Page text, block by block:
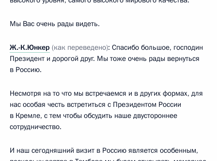
Мы Вас очень рады видеть.
Ж.-К.Юнкер (как переведено): Спасибо большое, господин
Президент и дорогой друг. Мы тоже очень рады вернуться
в Россию.
Несмотря на то что мы встречаемся и в других формах, для
нас особая честь встретиться с Президентом России
в Кремле, с тем чтобы обсудить наше двустороннее
сотрудничество.
И наш сегодняшний визит в Россию является особенным,